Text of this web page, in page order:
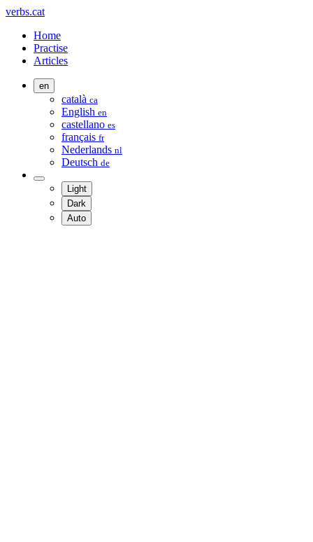
verbs.cat
Home
Practise
Articles
en
català ca
English en
castellano es
français fr
Nederlands nl
Deutsch de
Light
Dark
Auto